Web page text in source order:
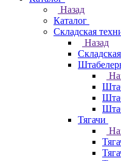
Назад
Каталог
Складская
Назад
Тягачи